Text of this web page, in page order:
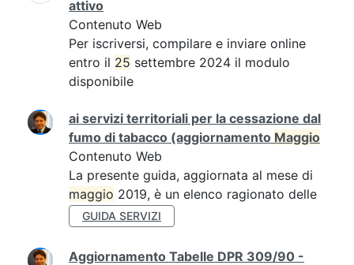
attivo
Contenuto Web
Per iscriversi, compilare e inviare online
entro il 25 settembre 2024 il modulo
disponibile
ai servizi territoriali per la cessazione dal
fumo di tabacco (aggiornamento Maggio
Contenuto Web
La presente guida, aggiornata al mese di
maggio 2019, è un elenco ragionato delle
GUIDA SERVIZI
Aggiornamento Tabelle DPR 309/90 -